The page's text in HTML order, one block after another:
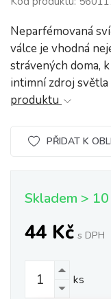
Neparfémovaná
válce je vhodná
strávených doma,
intimní zdroj
produktu
PŘIDAT K
Skladem >
44 Kč s DPH
ks